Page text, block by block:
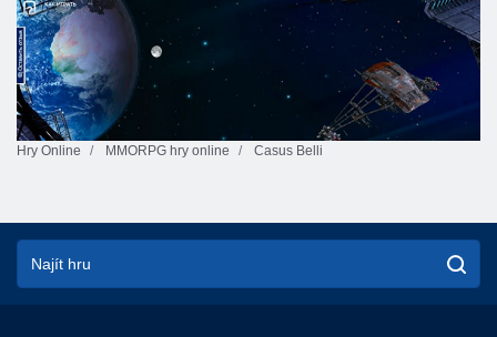
Hry Online MMORPG hry online Casus Belli